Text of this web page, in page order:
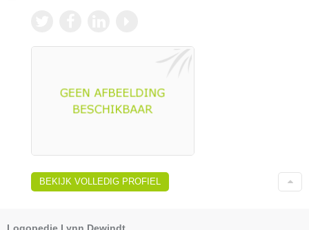
BEKIJK VOLLEDIG PROFIEL
Logopedie Lynn Dewindt